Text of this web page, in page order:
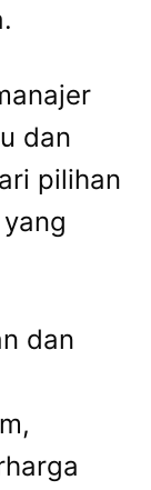
dan
pilihan
dan